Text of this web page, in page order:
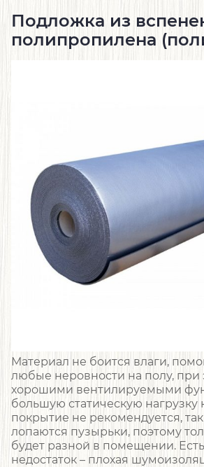
Подложка из
полипропилена
Материал не боится влаги,
любые неровности на полу, при
хорошими вентилируемыми
большую статическую нагрузку
покрытие не рекомендуется, так
лопаются пузырьки, поэтому
будет разной в помещении.
недостаток – плохая